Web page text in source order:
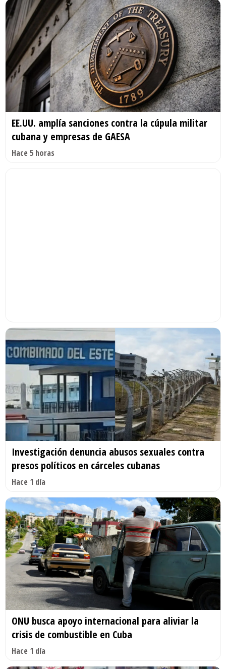
EE.UU. amplía sanciones contra la cúpula militar
cubana y empresas de GAESA
Hace 5 horas
Investigación denuncia abusos sexuales contra
presos políticos en cárceles cubanas
Hace 1 día
ONU busca apoyo internacional para aliviar la
crisis de combustible en Cuba
Hace 1 día